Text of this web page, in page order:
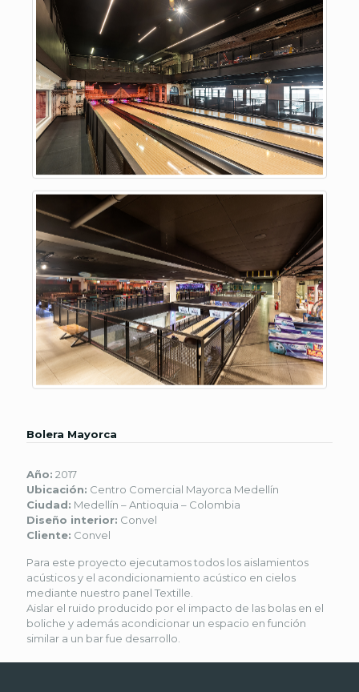
Bolera Mayorca
Año: 2017
Ubicación: Centro Comercial Mayorca Medellín
Ciudad: Medellín – Antioquia – Colombia
Diseño interior: Convel
Cliente: Convel
Para este proyecto ejecutamos todos los aislamientos
acústicos y el acondicionamiento acústico en cielos
mediante nuestro panel Textille.
Aislar el ruido producido por el impacto de las bolas en el
boliche y además acondicionar un espacio en función
similar a un bar fue desarrollo.